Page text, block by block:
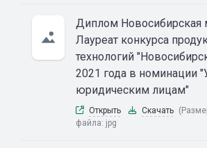
Диплом Новосибирская
Лауреат конкурса
технологий
2021 года в номинации
юридическим лицам"
Открыть Скачать
файла: jpg